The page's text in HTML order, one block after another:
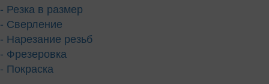
- Резка в размер
- Сверление
- Нарезание резьб
- Фрезеровка
- Покраска